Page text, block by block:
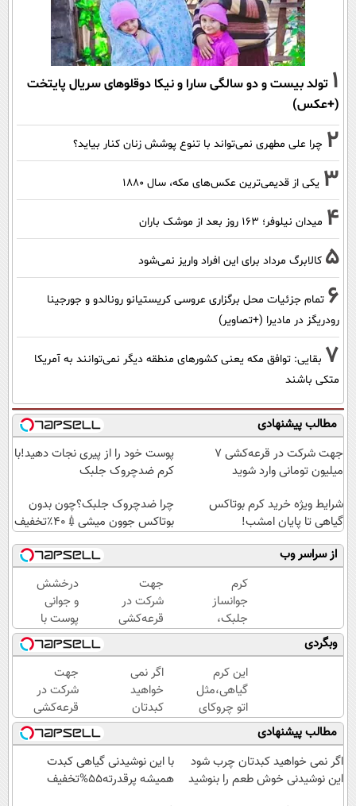
1 تولد بیست و دو سالگی سارا و نیکا دوقلوهای سریال پایتخت
(+عکس)
2 چرا علی مطهری نمی‌تواند با تنوع پوشش زنان کنار بیاید؟
3 یکی از قدیمی‌ترین عکس‌های مکه، سال ۱۸۸۰
4 میدان نیلوفر؛ ۱۶۳ روز بعد از موشک باران
5 کالابرگ مرداد برای این افراد واریز نمی‌شود
6 تمام جزئیات محل برگزاری عروسی کریستیانو رونالدو و جورجینا
رودریگز در مادیرا (+تصاویر)
7 بقایی: توافق مکه یعنی کشورهای منطقه دیگر نمی‌توانند به آمریکا
متکی باشند
مطالب پیشنهادی
جهت شرکت در قرعه‌کشی ۷
میلیون تومانی وارد شوید
پوست خود را از پیری نجات دهید!با
کرم ضدچروک جلبک
شرایط ویژه خرید کرم بوتاکس
گیاهی تا پایان امشب!
چرا ضدچروک جلبک؟چون بدون
بوتاکس جوون میشی💉۴۰٪تخفیف
از سراسر وب
کرم
جوانساز
جلبک،
هدیه
طبیعت به
شما(خرید
با تخفیف
ویژه)
جهت
شرکت در
قرعه‌کشی
۷ میلیون
تومانی
وارد شوید
درخشش
و جوانی
پوست با
جلبک
اسپیرولینا!
خرید
محصول با
تخفیف
ویژه
وبگردی
این کرم
گیاهی،مثل
اتو چروکای
پوستتوصاف
میکنه!50%تخفیف
اگر نمی
خواهید
کبدتان
چرب
شود این
نوشیدنی
خوش
جهت
شرکت در
قرعه‌کشی
۷ میلیون
تومانی
وارد شوید
مطالب پیشنهادی
اگر نمی خواهید کبدتان چرب شود
این نوشیدنی خوش طعم را بنوشید
با این نوشیدنی گیاهی کبدت
همیشه پرقدرته55%تخفیف